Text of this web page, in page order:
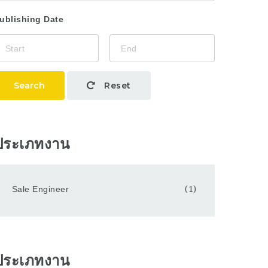
Date
Search Reset
ะเภทงาน
Sale Engineer (1)
ะเภทงาน